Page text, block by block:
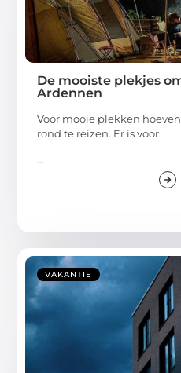
De mooiste plekjes
Ardennen
Voor mooie plekken
rond te reizen. Er is voor
...
VAKANTIE